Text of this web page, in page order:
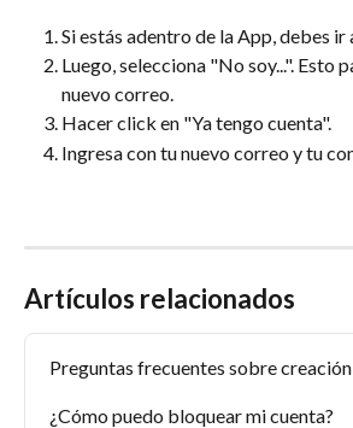
Si estás adentro de la App, debes ir
Luego, selecciona "No soy...". Esto
nuevo correo.
Hacer click en "Ya tengo cuenta".
Ingresa con tu nuevo correo y tu
Artículos relacionados
Preguntas frecuentes sobre
¿Cómo puedo bloquear mi cuenta?